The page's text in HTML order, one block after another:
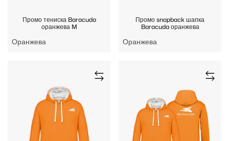
Промо тениска Baracuda
оранжева M
Оранжева
Промо snapback шапка
Baracuda оранжева
Оранжева